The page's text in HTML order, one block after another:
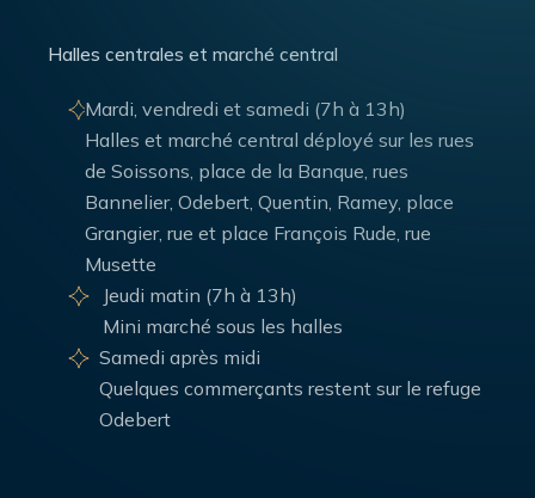
Halles centrales et marché central
Mardi, vendredi et samedi (7h à 13h)
Halles et marché central déployé sur les rues
de Soissons, place de la Banque, rues
Bannelier, Odebert, Quentin, Ramey, place
Grangier, rue et place François Rude, rue
Musette
Jeudi matin (7h à 13h)
Mini marché sous les halles
Samedi après midi
Quelques commerçants restent sur le refuge
Odebert